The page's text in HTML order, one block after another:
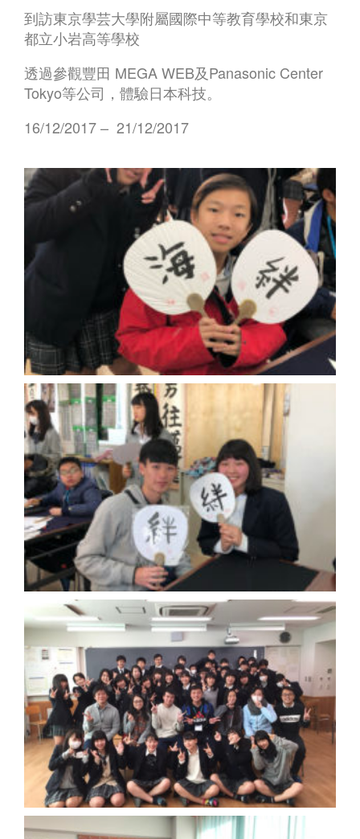
到訪東京學芸大學附屬國際中等教育學校和東京
都立小岩高等學校
透過參觀豐田 MEGA WEB及Panasonic Center
Tokyo等公司，體驗日本科技。
16/12/2017 – 21/12/2017